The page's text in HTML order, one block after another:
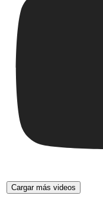
Cargar más videos